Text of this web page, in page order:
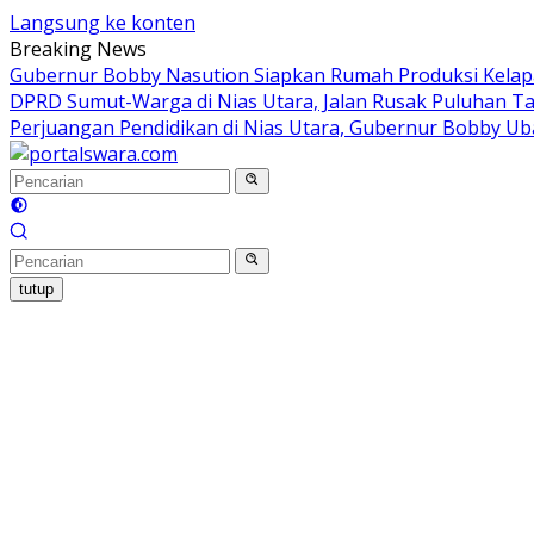
Langsung ke konten
Breaking News
Gubernur Bobby Nasution Siapkan Rumah Produksi
DPRD Sumut-Warga di Nias Utara, Jalan Rusak Puluhan
Perjuangan Pendidikan di Nias Utara, Gubernur Bobby
tutup